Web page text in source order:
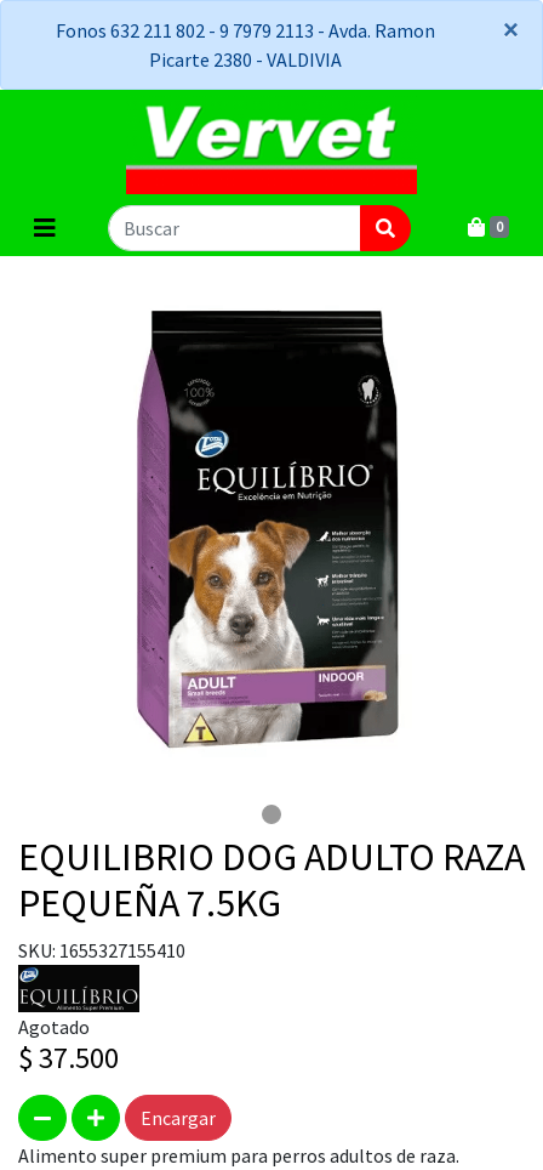
Fonos 632 211 802 - 9 7979 2113 - Avda. Ramon
Picarte 2380 - VALDIVIA
×
×
0
EQUILIBRIO DOG ADULTO RAZA
PEQUEÑA 7.5KG
SKU: 1655327155410
Agotado
$ 37.500
Encargar
Alimento super premium para perros adultos de raza.